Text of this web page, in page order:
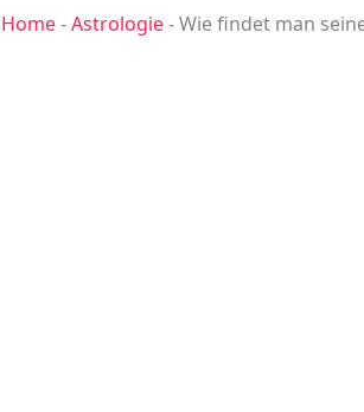
Home-Astrologie-Wie findet man